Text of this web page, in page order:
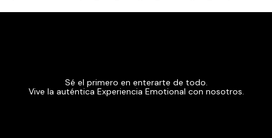
Sé el primero en enterarte de todo.
Vive la auténtica Experiencia Emotional con nosotros.